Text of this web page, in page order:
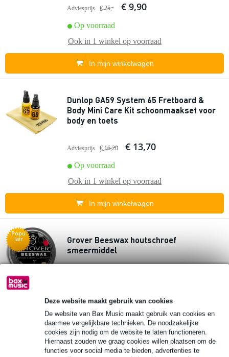
Deze website maakt gebruik van cookies
De website van Bax Music maakt gebruik van cookies en
daarmee vergelijkbare technieken. De noodzakelijke
cookies zijn nodig om de website te laten functioneren.
Hiernaast zouden we graag cookies willen plaatsen om de
functies voor social media te bieden, advertenties te
Adviesprijs € 25,- € 9,90
Op voorraad
Ook in 1 winkel op voorraad
In mijn winkelwagen
Dunlop GA59 System 65 Fretboard &
Body Mini Care Kit schoonmaakset voor
body en toets
Adviesprijs € 16,20 € 13,70
Op voorraad
Ook in 1 winkel op voorraad
In mijn winkelwagen
Popu
lair
Grover Beeswax houtschroef
smeermiddel
Ook in 1 winkelop voorraad
In mijn winkelwagen